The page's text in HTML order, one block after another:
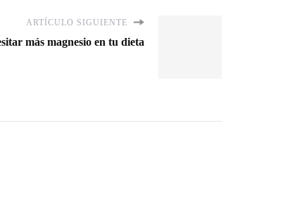
ARTÍCULO SIGUIENTE
más magnesio en tu dieta